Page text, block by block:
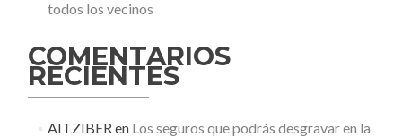
todos los vecinos
COMENTARIOS
RECIENTES
AITZIBERen Los seguros que podrás desgravar en la